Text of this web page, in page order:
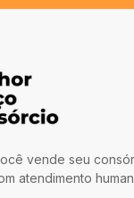
vende seu
atendimento